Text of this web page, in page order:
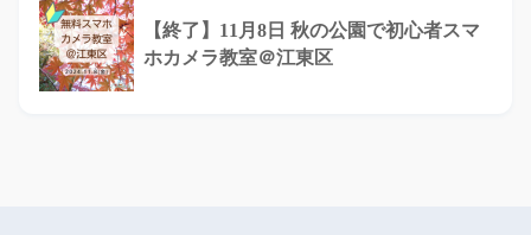
【終了】11月8日 秋の公園で初心者スマ
ホカメラ教室＠江東区